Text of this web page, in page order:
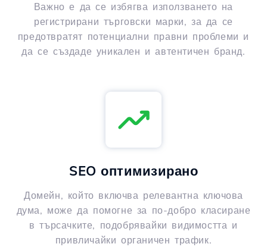
Важно е да се избягва използването на
регистрирани търговски марки, за да се
предотвратят потенциални правни проблеми и
да се създаде уникален и автентичен бранд.
SEO оптимизирано
Домейн, който включва релевантна ключова
дума, може да помогне за по-добро класиране
в търсачките, подобрявайки видимостта и
привличайки органичен трафик.